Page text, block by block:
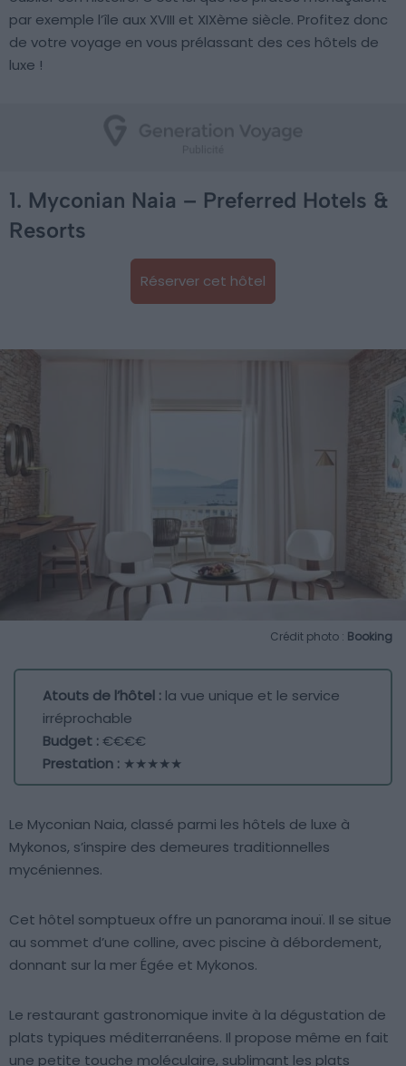
par exemple l’île aux XVIII et XIXème siècle. Profitez donc
de votre voyage en vous prélassant des ces hôtels de
luxe !
1. Myconian Naia – Preferred Hotels &
Resorts
Réserver cet hôtel
Crédit photo : Booking
Atouts de l’hôtel : la vue unique et le service
irréprochable
Budget :€€€€
Prestation : ★★★★★
Le Myconian Naia, classé parmi les hôtels de luxe à
Mykonos, s’inspire des demeures traditionnelles
mycéniennes.
Cet hôtel somptueux offre un panorama inouï. Il se situe
au sommet d’une colline, avec piscine à débordement,
donnant sur la mer Égée et Mykonos.
Le restaurant gastronomique invite à la dégustation de
plats typiques méditerranéens. Il propose même en fait
une petite touche moléculaire, sublimant les plats